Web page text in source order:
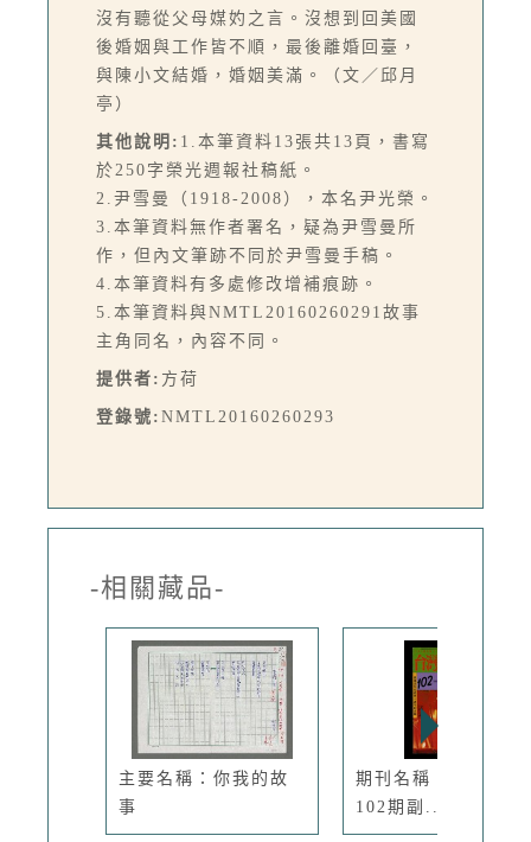
沒有聽從父母媒妁之言。沒想到回美國
後婚姻與工作皆不順，最後離婚回臺，
與陳小文結婚，婚姻美滿。（文／邱月
亭）
其他說明: 1.本筆資料13張共13頁，書寫
於250字榮光週報社稿紙。
2.尹雪曼（1918-2008），本名尹光榮。
3.本筆資料無作者署名，疑為尹雪曼所
作，但內文筆跡不同於尹雪曼手稿。
4.本筆資料有多處修改增補痕跡。
5.本筆資料與NMTL20160260291故事
主角同名，內容不同。
提供者: 方荷
登錄號: NMTL20160260293
-相關藏品-
主要名稱：你我的故
事
期刊名稱：臺灣文藝
102期副...